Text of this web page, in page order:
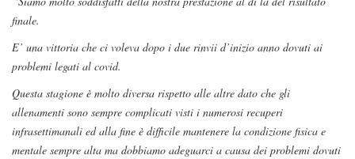
finale.
E’ una vittoria che ci voleva dopo i due rinvii d’inizio anno dovuti ai
problemi legati al covid.
Questa stagione è molto diversa rispetto alle altre dato che gli
allenamenti sono sempre complicati visti i numerosi recuperi
infrasettimanali ed alla fine è difficile mantenere la condizione fisica e
mentale sempre alta ma dobbiamo adeguarci a causa dei problemi dovuti